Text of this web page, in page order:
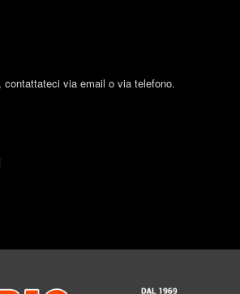
contattateci via email o via telefono.